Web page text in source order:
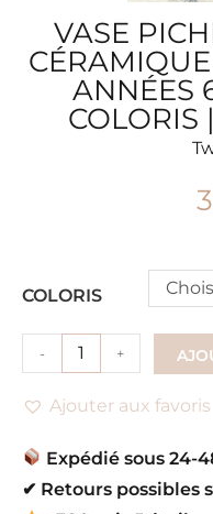
VASE
ANNÉES
COLORIS
COLORIS
- +
Ajouter aux favoris
Expédié sous 24-
✔ Retours possibles